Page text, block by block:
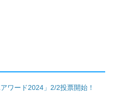
ワード2024」2/2投票開始！